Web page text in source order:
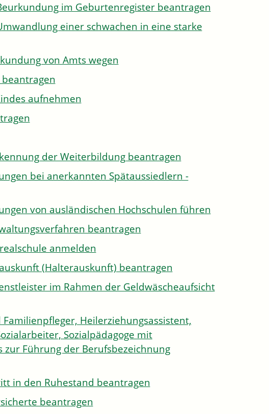
im Geburtenregister beantragen
einer schwachen in eine starke
von Amts wegen
aufnehmen
der Weiterbildung beantragen
bei anerkannten Spätaussiedlern -
von ausländischen Hochschulen führen
beantragen
anmelden
(Halterauskunft) beantragen
im Rahmen der Geldwäscheaufsicht
Heilerziehungsassistent,
Sozialpädagoge mit
Führung der Berufsbezeichnung
in den Ruhestand beantragen
beantragen